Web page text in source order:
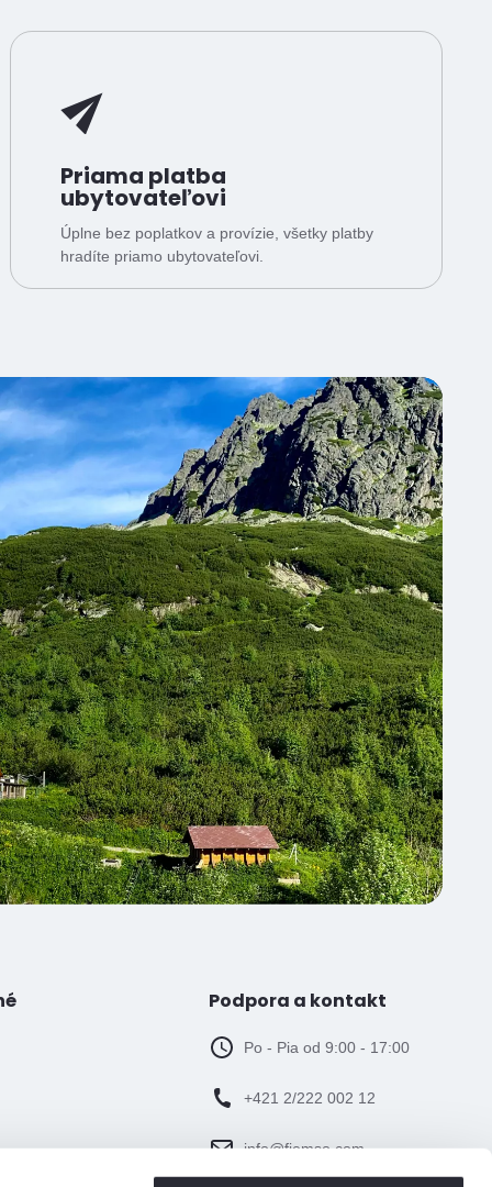
Priama platba
ubytovateľovi
Úplne bez poplatkov a provízie, všetky platby
hradíte priamo ubytovateľovi.
Podpora a kontakt
Po - Pia od 9:00 - 17:00
+421 2/222 002 12
info@fiemso.com